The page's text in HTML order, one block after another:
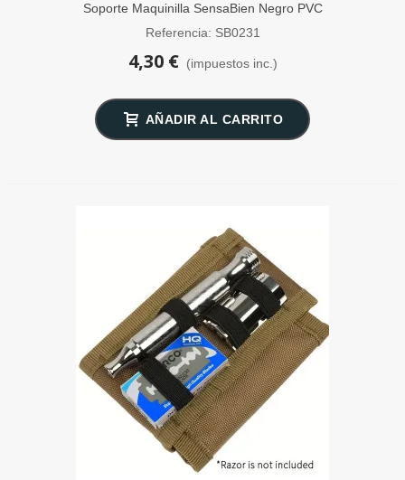
Soporte Maquinilla SensaBien Negro PVC
Referencia: SB0231
4,30 € (impuestos inc.)
AÑADIR AL CARRITO